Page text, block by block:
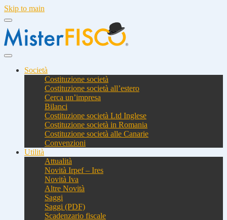
Skip to main
Società
Costituzione società
Costituzione società all’estero
Cerca un’impresa
Bilanci
Costituzione società Ltd Inglese
Costituzione società in Romania
Costituzione società alle Canarie
Convenzioni
Utilità
Attualità
Novità Irpef – Ires
Novità Iva
Altre Novità
Saggi
Saggi (PDF)
Scadenzario fiscale